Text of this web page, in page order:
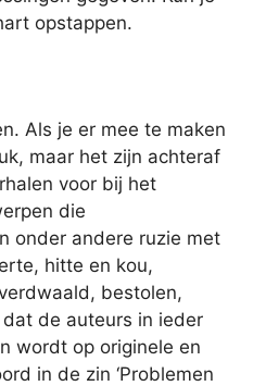
opstappen.
Als je er mee te maken
maar het zijn achteraf
voor bij het
die
onder andere ruzie met
hitte en kou,
bestolen,
de auteurs in ieder
wordt op originele en
in de zin ‘Problemen